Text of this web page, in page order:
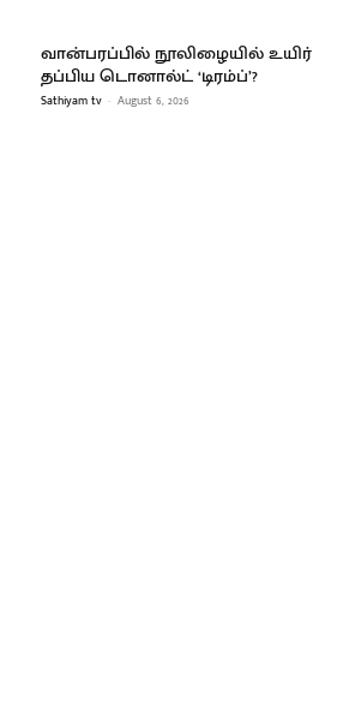
வான்பரப்பில் நூலிழையில் உயிர்
தப்பிய டொனால்ட் ‘டிரம்ப்’?
Sathiyam tv - August 6, 2026